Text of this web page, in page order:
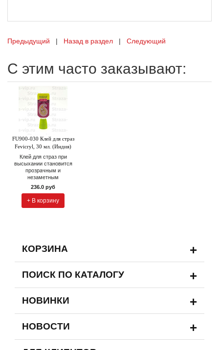
Предыдущий | Назад в раздел | Следующий
С этим часто заказывают:
FU900-030 Клей для страз
Fevicryl, 30 мл. (Индия)
Клей для страз при
высыхании становится
прозрачным и
незаметным
236.0 руб
+ В корзину
КОРЗИНА +
ПОИСК ПО КАТАЛОГУ +
НОВИНКИ +
НОВОСТИ +